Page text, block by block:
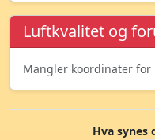
Luftkvalitet og
Mangler koordinater for
Hva synes